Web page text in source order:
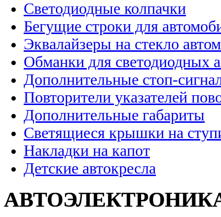
Светодиодные колпачки
Бегущие строки для
Эквалайзеры на стекло
Обманки для светодиодных
Дополнительные стоп-
Повторители указателей
Дополнительные габариты
Светящиеся крышки на
Накладки на капот
Детские автокресла